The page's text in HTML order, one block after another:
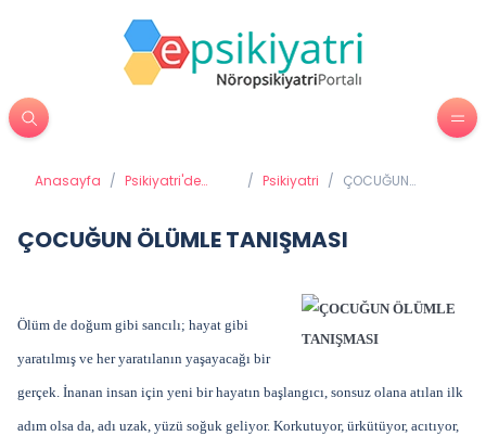
Anasayfa / Psikiyatri'de
/ Psikiyatri / ÇOCUĞUN
ÇOCUĞUN ÖLÜMLE TANIŞMASI
Ölüm de doğum gibi sancılı; hayat gibi
yaratılmış ve her yaratılanın yaşayacağı bir
gerçek. İnanan insan için yeni bir hayatın başlangıcı, sonsuz olana atılan ilk
adım olsa da, adı uzak, yüzü soğuk geliyor. Korkutuyor, ürkütüyor, acıtıyor,